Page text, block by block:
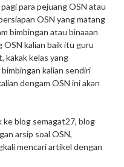
para pejuang OSN atau
OSN yang matang
bimbingan atau binaaan
OSN kalian baik itu guru
kakak kelas yang
kalian sendiri
dengam OSN ini akan
ke blog semagat27, blog
arsip soal OSN,
mencari artikel dengan